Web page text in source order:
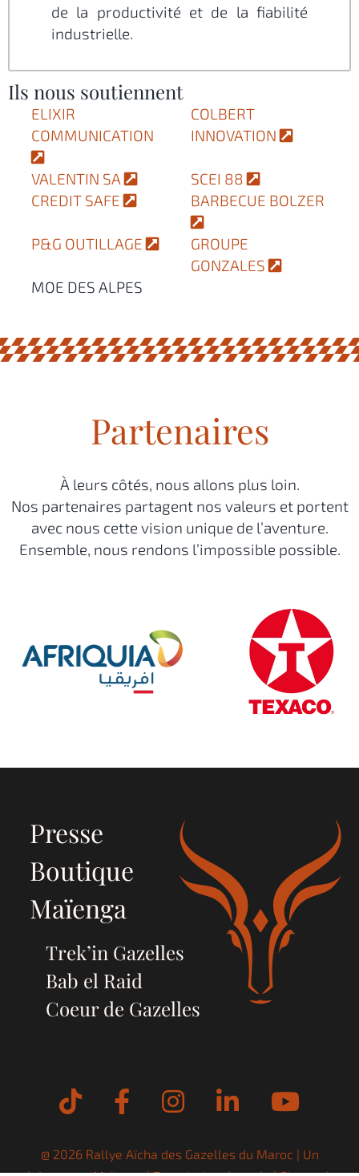
de la productivité et de la fiabilité
industrielle.
Ils nous soutiennent
ELIXIR
COMMUNICATION
COLBERT
INNOVATION
VALENTIN SA
SCEI 88
CREDIT SAFE
BARBECUE BOLZER
P&G OUTILLAGE
GROUPE
GONZALES
MOE DES ALPES
Partenaires
À leurs côtés, nous allons plus loin.
Nos partenaires partagent nos valeurs et portent
avec nous cette vision unique de l’aventure.
Ensemble, nous rendons l’impossible possible.
Presse
Boutique
Maïenga
Trek’in Gazelles
Bab el Raid
Coeur de Gazelles
Tiktok FacebookInstagram
LinkedIn
@ 2026 Rallye Aïcha des Gazelles du Maroc | Un